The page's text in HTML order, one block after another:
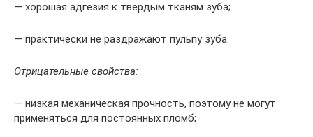
— хорошая адгезия к твердым тканям зуба;
— практически не раздражают пульпу зуба.
Отрицательные свойства:
— низкая механическая прочность, поэтому не могут
применяться для постоянных пломб;